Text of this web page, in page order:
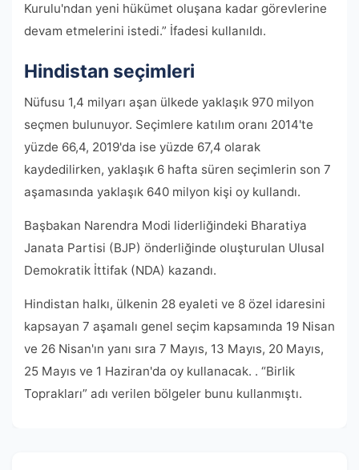
Kurulu'ndan yeni hükümet oluşana kadar görevlerine
devam etmelerini istedi.” İfadesi kullanıldı.
Hindistan seçimleri
Nüfusu 1,4 milyarı aşan ülkede yaklaşık 970 milyon
seçmen bulunuyor. Seçimlere katılım oranı 2014'te
yüzde 66,4, 2019'da ise yüzde 67,4 olarak
kaydedilirken, yaklaşık 6 hafta süren seçimlerin son 7
aşamasında yaklaşık 640 milyon kişi oy kullandı.
Başbakan Narendra Modi liderliğindeki Bharatiya
Janata Partisi (BJP) önderliğinde oluşturulan Ulusal
Demokratik İttifak (NDA) kazandı.
Hindistan halkı, ülkenin 28 eyaleti ve 8 özel idaresini
kapsayan 7 aşamalı genel seçim kapsamında 19 Nisan
ve 26 Nisan'ın yanı sıra 7 Mayıs, 13 Mayıs, 20 Mayıs,
25 Mayıs ve 1 Haziran'da oy kullanacak. . “Birlik
Toprakları” adı verilen bölgeler bunu kullanmıştı.